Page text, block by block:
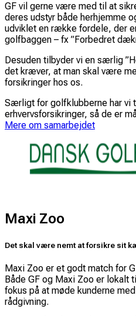
GF vil gerne være med til at
deres udstyr både herhjemme
udviklet en række fordele, der
golfbaggen – fx ”Forbedret
Desuden tilbyder vi en særlig
det kræver, at man skal være
forsikringer hos os.
Særligt for golfklubberne har vi
erhvervsforsikringer, så de er
Mere om samarbejdet
Maxi Zoo
Det skal være nemt at forsikre sit
Maxi Zoo er et godt match for
Både GF og Maxi Zoo er lokalt
fokus på at møde kunderne
rådgivning.